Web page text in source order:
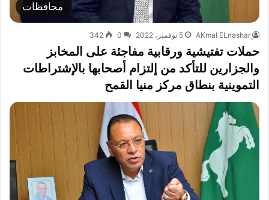
محافظات
5 نوفمبر، 2022 0
342
حملات تفتيشية ورقابية مفاجئة على المخابز
والجزارين للتأكد من إلتزام أصحابها بالإشتراطات
التموينية بنطاق مركز منيا القمح